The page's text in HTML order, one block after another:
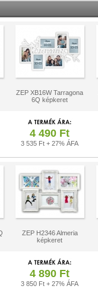
ZEP XB16W Tarragona
6Q képkeret
4 490 Ft
3 535 Ft + 27% ÁFA
ZEP H2346 Almeria
képkeret
4 890 Ft
3 850 Ft + 27% ÁFA